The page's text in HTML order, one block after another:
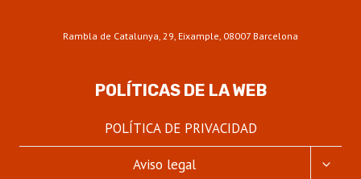
Rambla de Catalunya, 29, Eixample, 08007 Barcelona
POLÍTICAS DE LA WEB
POLÍTICA DE PRIVACIDAD
Aviso legal